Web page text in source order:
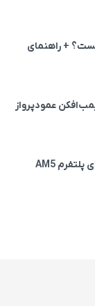
+ راهنمای
عمودپرواز
عرضه اولین فریم‌ور UEFI متن‌باز برای پلتفرم AM5